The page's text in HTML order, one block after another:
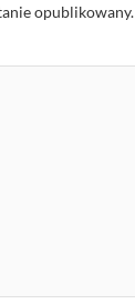
opublikowany.